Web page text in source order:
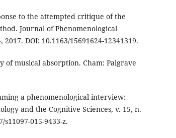
to the attempted critique of the
Journal of Phenomenological
2017. DOI: 10.1163/15691624-12341319.
of musical absorption. Cham: Palgrave
a phenomenological interview:
and the Cognitive Sciences, v. 15, n.
s11097-015-9433-z.